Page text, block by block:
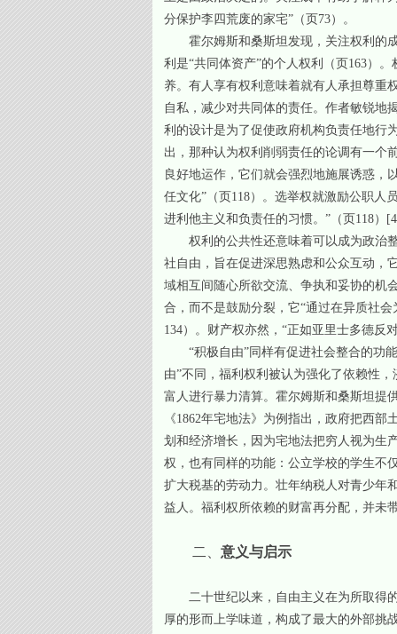
分保护李四荒废的家宅”（页73）。
霍尔姆斯和桑斯坦发现，关注权利的
利是“共同体资产”的个人权利（页163）
养。有人享有权利意味着就有人承担尊重
自私，减少对共同体的责任。作者敏锐地
利的设计是为了促使政府机构负责任地行
出，那种认为权利削弱责任的论调有一个
良好地运作，它们就会强烈地施展诱惑，
任文化”（页118）。选举权就激励公职人
进利他主义和负责任的习惯。”（页118）
权利的公共性还意味着可以成为政治
社自由，旨在促进深思熟虑和公众互动，
域相互间随心所欲交流、争执和妥协的机
合，而不是鼓励分裂，它“通过在异质社
134）。财产权亦然，“正如亚里士多德反
“积极自由”同样有促进社会整合的功
由”不同，福利权利被认为强化了依赖性
富人进行暴力清算。霍尔姆斯和桑斯坦提
《1862年宅地法》为例指出，政府把西
划和经济增长，因为宅地法把穷人视为生
权，也有同样的功能：公立学校的学生不
扩大税基的劳动力。壮年纳税人对青少年
益人。福利权所依赖的财富再分配，并未
二、 意义与启示
二十世纪以来，自由主义在为所取得
厚的形而上学味道，构成了最大的外部挑